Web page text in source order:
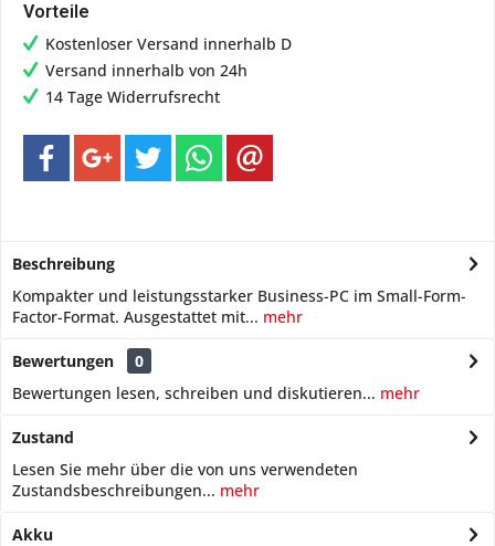
Vorteile
Kostenloser Versand innerhalb D
Versand innerhalb von 24h
14 Tage Widerrufsrecht
Beschreibung
Kompakter und leistungsstarker Business-PC im Small-Form-
Factor-Format. Ausgestattet mit... mehr
Bewertungen
0
Bewertungen lesen, schreiben und diskutieren... mehr
Zustand
Lesen Sie mehr über die von uns verwendeten
Zustandsbeschreibungen... mehr
Akku